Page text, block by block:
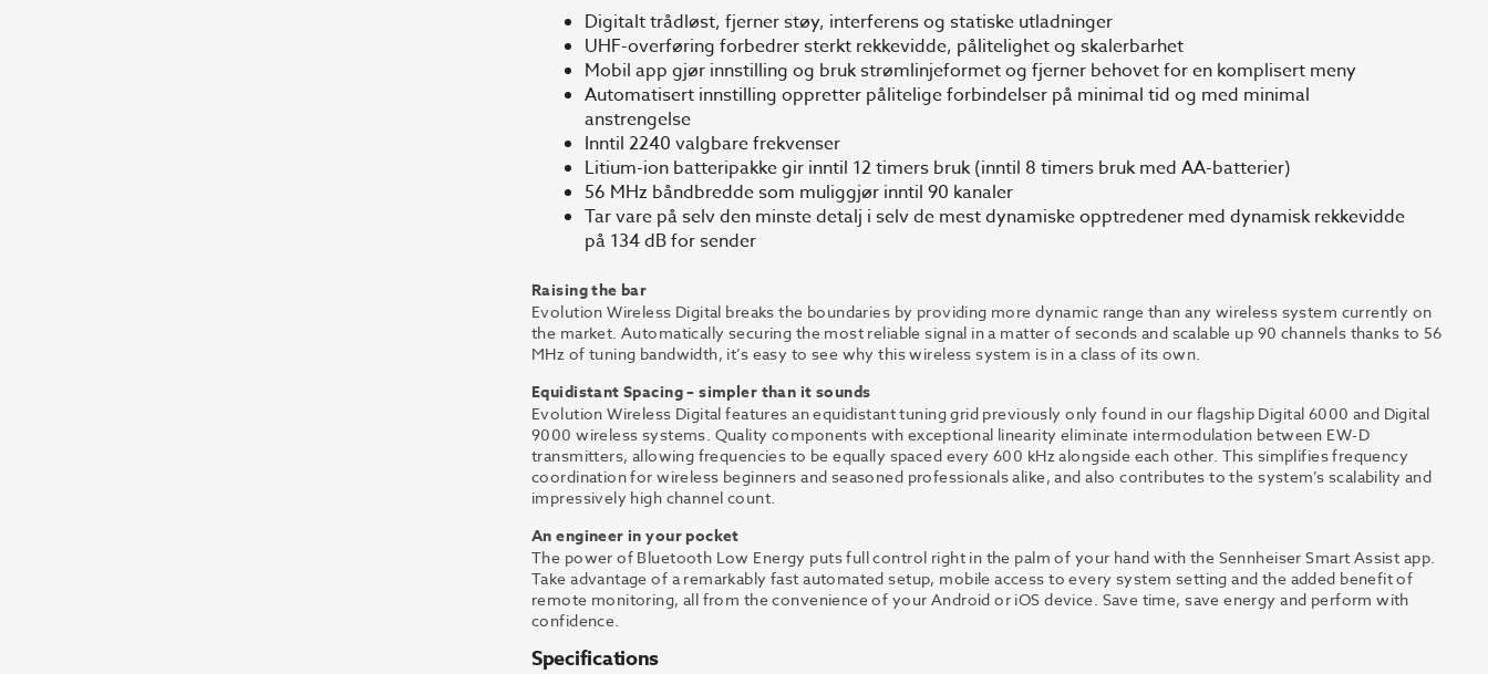
Digitalt trådløst, fjerner støy, interferens og statiske utladninger
UHF-overføring forbedrer sterkt rekkevidde, pålitelighet og skalerbarhet
Mobil app gjør innstilling og bruk strømlinjeformet og fjerner behovet for en komplisert meny
Automatisert innstilling oppretter pålitelige forbindelser på minimal tid og med minimal
anstrengelse
Inntil 2240 valgbare frekvenser
Litium-ion batteripakke gir inntil 12 timers bruk (inntil 8 timers bruk med AA-batterier)
56 MHz båndbredde som muliggjør inntil 90 kanaler
Tar vare på selv den minste detalj i selv de mest dynamiske opptredener med dynamisk rekkevidde
på 134 dB for sender
Raising the bar
Evolution Wireless Digital breaks the boundaries by providing more dynamic range than any wireless system currently on
the market. Automatically securing the most reliable signal in a matter of seconds and scalable up 90 channels thanks to 56
MHz of tuning bandwidth, it’s easy to see why this wireless system is in a class of its own.
Equidistant Spacing – simpler than it sounds
Evolution Wireless Digital features an equidistant tuning grid previously only found in our flagship Digital 6000 and Digital
9000 wireless systems. Quality components with exceptional linearity eliminate intermodulation between EW-D
transmitters, allowing frequencies to be equally spaced every 600 kHz alongside each other. This simplifies frequency
coordination for wireless beginners and seasoned professionals alike, and also contributes to the system’s scalability and
impressively high channel count.
An engineer in your pocket
The power of Bluetooth Low Energy puts full control right in the palm of your hand with the Sennheiser Smart Assist app.
Take advantage of a remarkably fast automated setup, mobile access to every system setting and the added benefit of
remote monitoring, all from the convenience of your Android or iOS device. Save time, save energy and perform with
confidence.
Specifications